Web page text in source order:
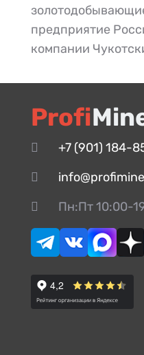
предприятие
компании
Profi
+7 (901) 184-
Пн:Пт 10:00-